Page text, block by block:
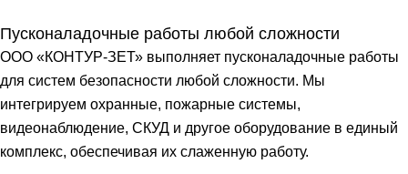
Пусконаладочные работы любой сложности
ООО «КОНТУР-ЗЕТ» выполняет пусконаладочные работы
для систем безопасности любой сложности. Мы
интегрируем охранные, пожарные системы,
видеонаблюдение, СКУД и другое оборудование в единый
комплекс, обеспечивая их слаженную работу.